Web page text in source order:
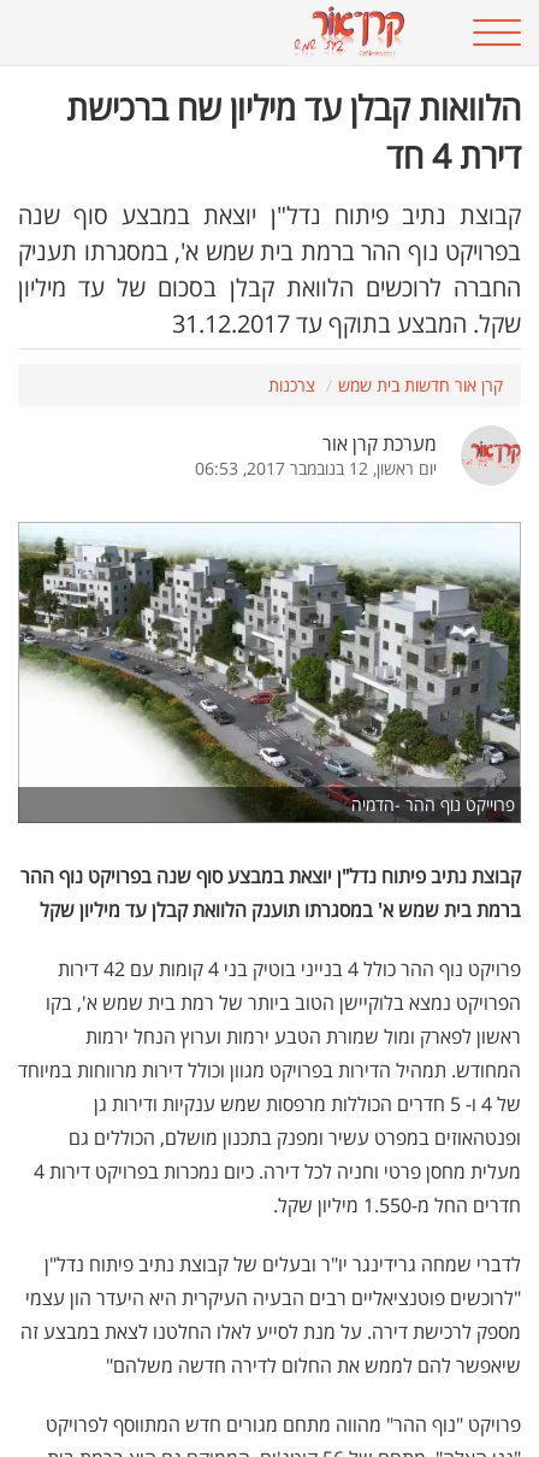
הלוואות קבלן עד מיליון שח ברכישת
דירת 4 חד
קבוצת נתיב פיתוח נדל"ן יוצאת במבצע סוף שנה
בפרויקט נוף ההר ברמת בית שמש א', במסגרתו תעניק
החברה לרוכשים הלוואת קבלן בסכום של עד מיליון
שקל. המבצע בתוקף עד 31.12.2017
קרן אור חדשות בית שמש צרכנות
מערכת קרן אור
יום ראשון, 12 בנובמבר 2017, 06:53
פרוייקט נוף ההר -הדמיה
קבוצת נתיב פיתוח נדל"ן יוצאת במבצע סוף שנה בפרויקט נוף ההר
ברמת בית שמש א' במסגרתו תוענק הלוואת קבלן עד מיליון שקל
פרויקט נוף ההר כולל 4 בנייני בוטיק בני 4 קומות עם 42 דירות
הפרויקט נמצא בלוקיישן הטוב ביותר של רמת בית שמש א', בקו
ראשון לפארק ומול שמורת הטבע ירמות וערוץ הנחל ירמות
המחודש. תמהיל הדירות בפרויקט מגוון וכולל דירות מרווחות במיוחד
של 4 ו- 5 חדרים הכוללות מרפסות שמש ענקיות ודירות גן
ופנטהאוזים במפרט עשיר ומפנק בתכנון מושלם, הכוללים גם
מעלית מחסן פרטי וחניה לכל דירה. כיום נמכרות בפרויקט דירות 4
חדרים החל מ-1.550 מיליון שקל.
לדברי שמחה גרידינגר יו"ר ובעלים של קבוצת נתיב פיתוח נדל"ן
"לרוכשים פוטנציאליים רבים הבעיה העיקרית היא היעדר הון עצמי
מספק לרכישת דירה. על מנת לסייע לאלו החלטנו לצאת במבצע זה
שיאפשר להם לממש את החלום לדירה חדשה משלהם"
פרויקט "נוף ההר" מהווה מתחם מגורים חדש המתווסף לפרויקט